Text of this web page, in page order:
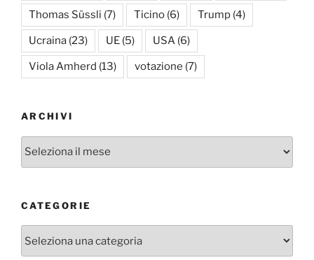
Thomas Süssli (7) Ticino (6) Trump (4)
Ucraina (23) UE (5) USA (6)
Viola Amherd (13) votazione (7)
ARCHIVI
Archivi
CATEGORIE